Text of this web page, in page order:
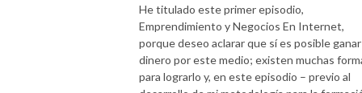
He titulado este primer episodio,
Emprendimiento y Negocios En Internet,
porque deseo aclarar que sí es posible ganar
dinero por este medio; existen muchas
para lograrlo y, en este episodio – previo al